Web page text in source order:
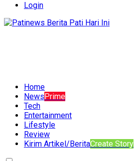
Login
Home
NewsPrime
Tech
Entertainment
Lifestyle
Review
Kirim Artikel/BeritaCreate Story